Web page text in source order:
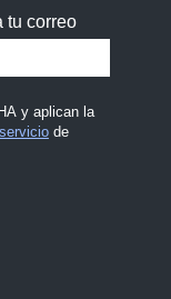
tu correo
y aplican la
de